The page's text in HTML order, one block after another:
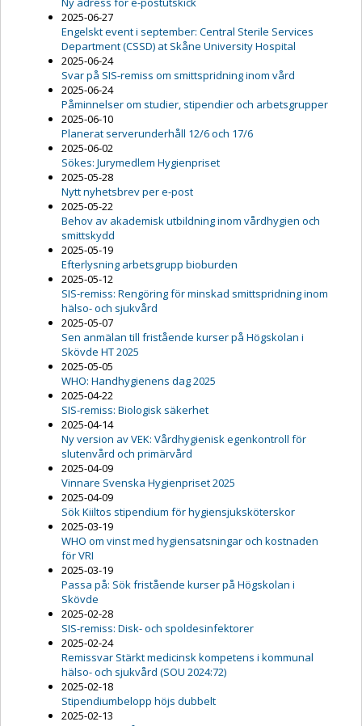
2025-06-27
Engelskt event i september: Central Sterile Services
Department (CSSD) at Skåne University Hospital
2025-06-24
Svar på SIS-remiss om smittspridning inom vård
2025-06-24
Påminnelser om studier, stipendier och arbetsgrupper
2025-06-10
Planerat serverunderhåll 12/6 och 17/6
2025-06-02
Sökes: Jurymedlem Hygienpriset
2025-05-28
Nytt nyhetsbrev per e-post
2025-05-22
Behov av akademisk utbildning inom vårdhygien och
smittskydd
2025-05-19
Efterlysning arbetsgrupp bioburden
2025-05-12
SIS-remiss: Rengöring för minskad smittspridning inom
hälso- och sjukvård
2025-05-07
Sen anmälan till fristående kurser på Högskolan i
Skövde HT 2025
2025-05-05
WHO: Handhygienens dag 2025
2025-04-22
SIS-remiss: Biologisk säkerhet
2025-04-14
Ny version av VEK: Vårdhygienisk egenkontroll för
slutenvård och primärvård
2025-04-09
Vinnare Svenska Hygienpriset 2025
2025-04-09
Sök Kiiltos stipendium för hygiensjuksköterskor
2025-03-19
WHO om vinst med hygiensatsningar och kostnaden
för VRI
2025-03-19
Passa på: Sök fristående kurser på Högskolan i
Skövde
2025-02-28
SIS-remiss: Disk- och spoldesinfektorer
2025-02-24
Remissvar Stärkt medicinsk kompetens i kommunal
hälso- och sjukvård (SOU 2024:72)
2025-02-18
Stipendiumbelopp höjs dubbelt
2025-02-13